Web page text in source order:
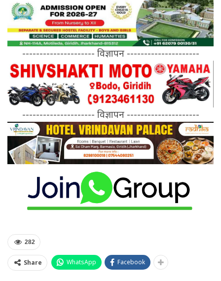
--------------------- विज्ञापन ---------------------
--------------------- विज्ञापन ---------------------
282
Share WhatsApp Facebook